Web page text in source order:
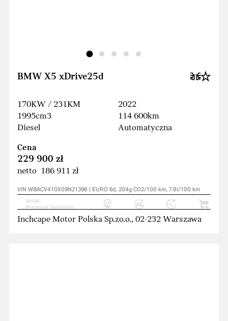
BMW X5 xDrive25d
170KW / 231KM
1995cm3
Diesel
2022
114 600km
Automatyczna
Cena
229 900 zł
netto 186 911 zł
VIN WBACV410X09N21398 | EURO 6d, 204g CO2/100 km, 7.8l/100 km
Inchcape Motor Polska Sp.zo.o., 02-232 Warszawa